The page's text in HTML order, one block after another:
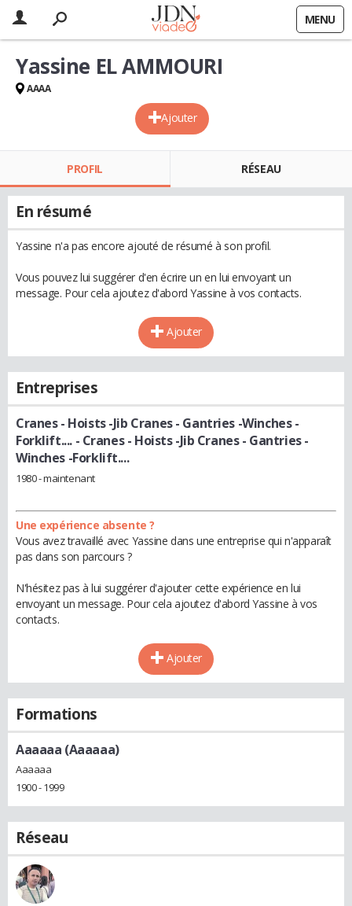
MENU
Ajouter
Yassine EL AMMOURI
AAAA
PROFIL RÉSEAU
En résumé
Yassine n'a pas encore ajouté de résumé à son profil.
Vous pouvez lui suggérer d'en écrire un en lui envoyant un
message. Pour cela ajoutez d'abord Yassine à vos contacts.
Ajouter
Entreprises
Cranes - Hoists -Jib Cranes - Gantries -Winches -
Forklift.... - Cranes - Hoists -Jib Cranes - Gantries -
Winches -Forklift....
1980 - maintenant
Une expérience absente ?
Vous avez travaillé avec Yassine dans une entreprise qui n'apparaît
pas dans son parcours ?
N'hésitez pas à lui suggérer d'ajouter cette expérience en lui
envoyant un message. Pour cela ajoutez d'abord Yassine à vos
contacts.
Ajouter
Formations
Aaaaaa (Aaaaaa)
Aaaaaa
1900 - 1999
Réseau